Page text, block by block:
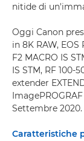
nitide di
Oggi Canon
in 8K RAW,
F2 MACRO IS
IS STM, RF 100-
extender
Settembre 2020.
Caratteristiche